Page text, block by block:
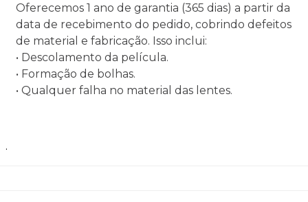
Oferecemos 1 ano de garantia (365 dias) a partir da
data de recebimento do pedido, cobrindo defeitos
de material e fabricação. Isso inclui:
• Descolamento da película.
• Formação de bolhas.
• Qualquer falha no material das lentes.
.